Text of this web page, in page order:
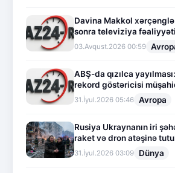
Davina Makkol
sonra televiziya
03.Avqust.2026 00:59
ABŞ-da qızılca
rekord göstəricisi
31.İyul.2026 05:46 Avropa
Rusiya Ukraynanın iri
raket və dron atəşinə
31.İyul.2026 03:09 Dünya